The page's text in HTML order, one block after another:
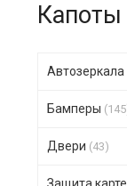
Капоты
Бамперы
Двери (43)